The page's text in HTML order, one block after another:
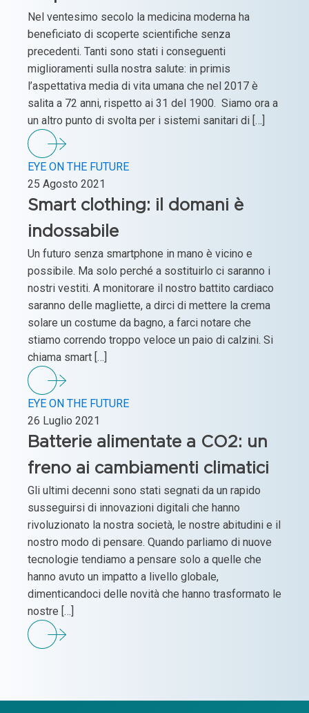
Nel ventesimo secolo la medicina moderna ha
beneficiato di scoperte scientifiche senza
precedenti. Tanti sono stati i conseguenti
miglioramenti sulla nostra salute: in primis
l’aspettativa media di vita umana che nel 2017 è
salita a 72 anni, rispetto ai 31 del 1900. Siamo ora a
un altro punto di svolta per i sistemi sanitari di […]
EYE ON THE FUTURE
25 Agosto 2021
Smart clothing: il domani è
indossabile
Un futuro senza smartphone in mano è vicino e
possibile. Ma solo perché a sostituirlo ci saranno i
nostri vestiti. A monitorare il nostro battito cardiaco
saranno delle magliette, a dirci di mettere la crema
solare un costume da bagno, a farci notare che
stiamo correndo troppo veloce un paio di calzini. Si
chiama smart […]
EYE ON THE FUTURE
26 Luglio 2021
Batterie alimentate a CO2: un
freno ai cambiamenti climatici
Gli ultimi decenni sono stati segnati da un rapido
susseguirsi di innovazioni digitali che hanno
rivoluzionato la nostra società, le nostre abitudini e il
nostro modo di pensare. Quando parliamo di nuove
tecnologie tendiamo a pensare solo a quelle che
hanno avuto un impatto a livello globale,
dimenticandoci delle novità che hanno trasformato le
nostre […]